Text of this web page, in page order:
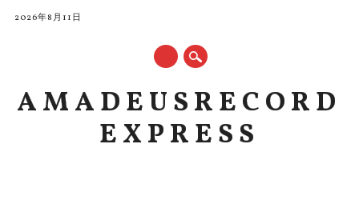
2026年8月11日
AMADEUSRECORD
EXPRESS